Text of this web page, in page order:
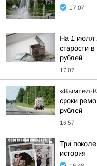
17:07
На 1 июля
старости
рублей
17:07
«Вымпел-
сроки
рублей
16:57
Три
история